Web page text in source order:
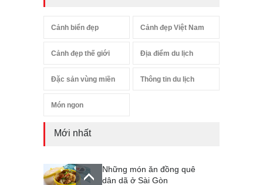
Cảnh biển đẹp Cảnh đẹp Việt Nam
Cảnh đẹp thế giới Địa điểm du lịch
Đặc sản vùng miền Thông tin du lịch
Món ngon
Mới nhất
Những món ăn đồng quê
dân dã ở Sài Gòn